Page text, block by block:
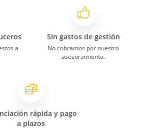
a
Sin gastos de gestión
No cobramos por nuestro
asesoramiento.
rápida y pago
a plazos